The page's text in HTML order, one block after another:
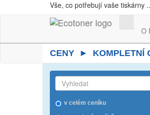
Vše, co potřebují vaše tiskárny
O
CENY ► KOMPLETNÍ
v celém ceníku